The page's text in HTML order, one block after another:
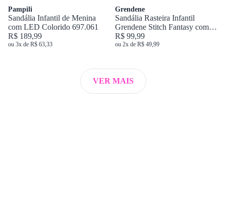
Pampili
Sandália Infantil de Menina
com LED Colorido 697.061
R$ 189,99
ou 3x de R$ 63,33
Grendene
Sandália Rasteira Infantil
Grendene Stitch Fantasy com
Mascara Rosa 23405
R$ 99,99
ou 2x de R$ 49,99
VER MAIS